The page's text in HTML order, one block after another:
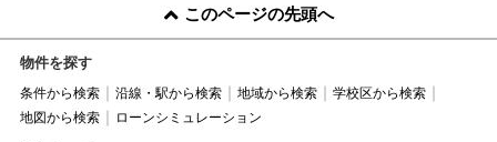
このページの先頭へ
物件を探す
条件から検索 沿線・駅から検索 地域から検索
学校区から検索
地図から検索
ローンシミュレーション